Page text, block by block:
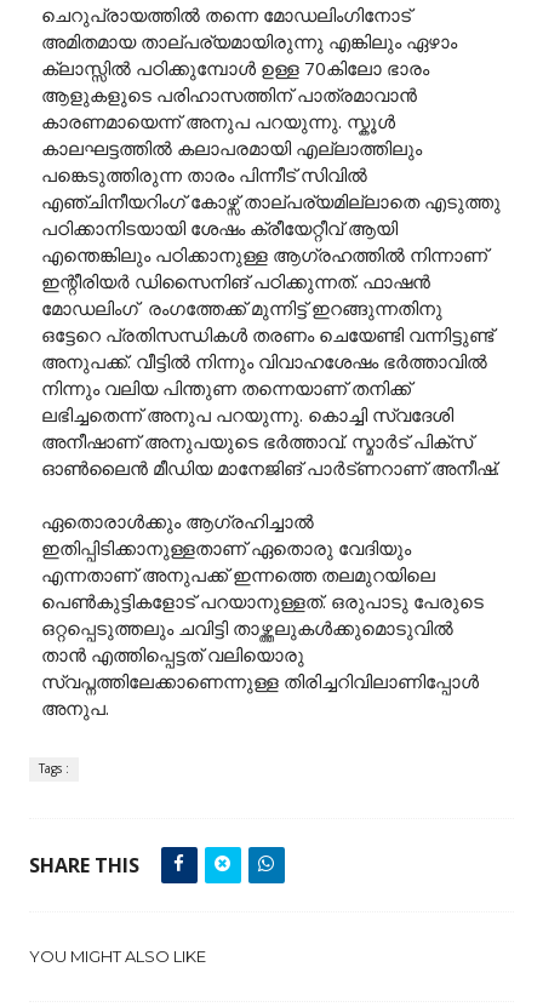
ചെറുപ്രായത്തിൽ തന്നെ മോഡലിംഗിനോട്
അമിതമായ താല്പര്യമായിരുന്നു എങ്കിലും ഏഴാം
ക്ലാസ്സിൽ പഠിക്കുമ്പോൾ ഉള്ള 70കിലോ ഭാരം
ആളുകളുടെ പരിഹാസത്തിന് പാത്രമാവാൻ
കാരണമായെന്ന് അനുപ പറയുന്നു. സ്കൂൾ
കാലഘട്ടത്തിൽ കലാപരമായി എല്ലാത്തിലും
പങ്കെടുത്തിരുന്ന താരം പിന്നീട് സിവിൽ
എഞ്ചിനീയറിംഗ് കോഴ്സ് താല്പര്യമില്ലാതെ എടുത്തു
പഠിക്കാനിടയായി ശേഷം ക്രീയേറ്റീവ് ആയി
എന്തെങ്കിലും പഠിക്കാനുള്ള ആഗ്രഹത്തിൽ നിന്നാണ്
ഇന്റീരിയർ ഡിസൈനിങ് പഠിക്കുന്നത്. ഫാഷൻ
മോഡലിംഗ് രംഗത്തേക്ക് മുന്നിട്ട് ഇറങ്ങുന്നതിനു
ഒട്ടേറെ പ്രതിസന്ധികൾ തരണം ചെയേണ്ടി വന്നിട്ടുണ്ട്
അനുപക്ക്. വീട്ടിൽ നിന്നും വിവാഹശേഷം ഭർത്താവിൽ
നിന്നും വലിയ പിന്തുണ തന്നെയാണ് തനിക്ക്
ലഭിച്ചതെന്ന് അനുപ പറയുന്നു. കൊച്ചി സ്വദേശി
അനീഷാണ് അനുപയുടെ ഭർത്താവ്. സ്മാർട് പിക്സ്
ഓൺലൈൻ മീഡിയ മാനേജിങ് പാർട്ണറാണ് അനീഷ്.
ഏതൊരാൾക്കും ആഗ്രഹിച്ചാൽ
ഇതിപ്പിടിക്കാനുള്ളതാണ് ഏതൊരു വേദിയും
എന്നതാണ് അനുപക്ക് ഇന്നത്തെ തലമുറയിലെ
പെൺകുട്ടികളോട് പറയാനുള്ളത്. ഒരുപാടു പേരുടെ
ഒറ്റപ്പെടുത്തലും ചവിട്ടി താഴ്ത്തലുകൾക്കുമൊടുവിൽ
താൻ എത്തിപ്പെട്ടത് വലിയൊരു
സ്വപ്നത്തിലേക്കാണെന്നുള്ള തിരിച്ചറിവിലാണിപ്പോൾ
അനുപ.
Tags :
SHARE THIS
YOU MIGHT ALSO LIKE